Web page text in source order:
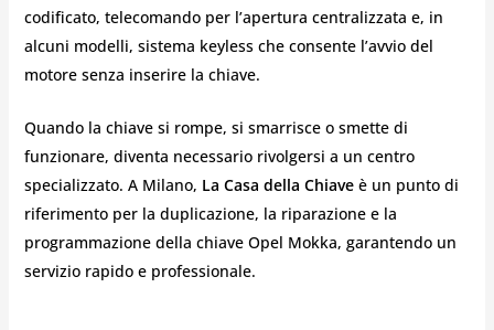
codificato, telecomando per l’apertura centralizzata e, in
alcuni modelli, sistema keyless che consente l’avvio del
motore senza inserire la chiave.
Quando la chiave si rompe, si smarrisce o smette di
funzionare, diventa necessario rivolgersi a un centro
specializzato. A Milano, La Casa della Chiaveè un punto di
riferimento per la duplicazione, la riparazione e la
programmazione della chiave Opel Mokka, garantendo un
servizio rapido e professionale.